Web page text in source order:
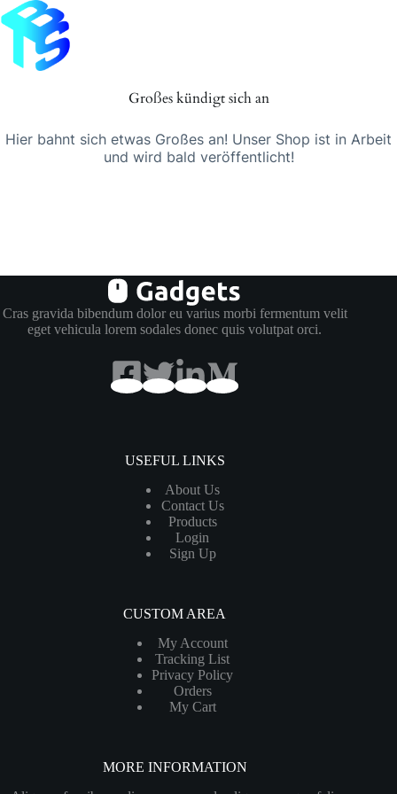
Zum
Inhalt
springen
Großes kündigt sich an
Hier bahnt sich etwas Großes an! Unser Shop ist in Arbeit
und wird bald veröffentlicht!
Cras gravida bibendum dolor eu varius morbi fermentum velit
eget vehicula lorem sodales donec quis volutpat orci.
USEFUL LINKS
About Us
Contact Us
Products
Login
Sign Up
CUSTOM AREA
My Account
Tracking List
Privacy Policy
Orders
My Cart
MORE INFORMATION